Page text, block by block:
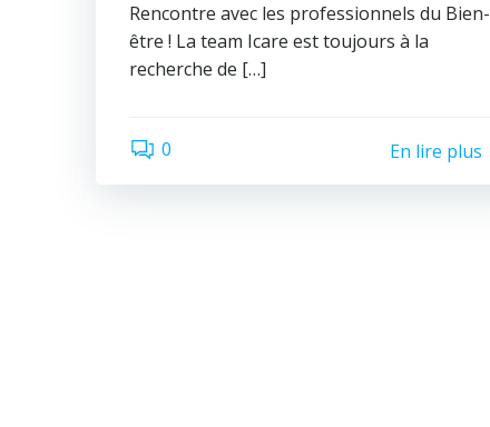
Rencontre avec les professionnels du Bien-
être ! La team Icare est toujours à la
recherche de […]
0 En lire plus